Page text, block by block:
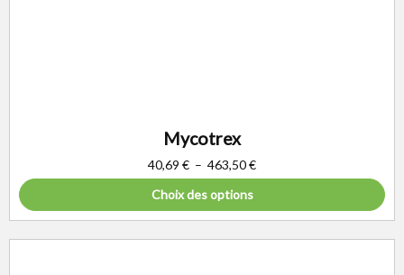
Mycotrex
40,69 € – 463,50€
Choix des options